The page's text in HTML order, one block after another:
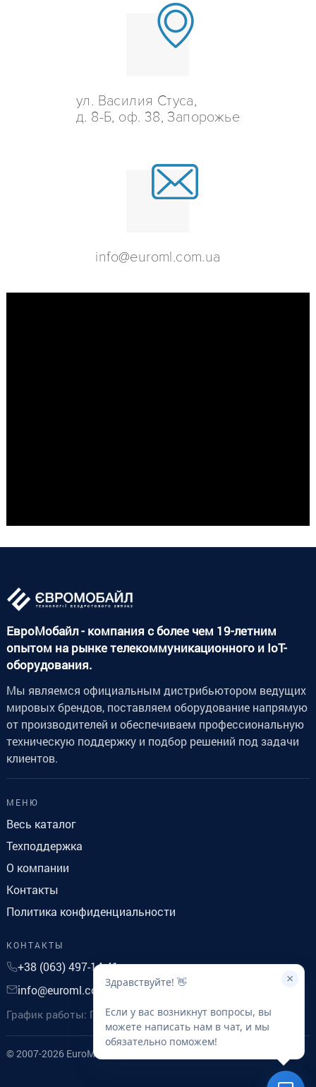
Здравствуйте! 👋
Если у вас возникнут вопросы, вы
можете написать нам в чат, и мы
обязательно поможем!
×
ул. Василия Стуса,
д. 8-Б, оф. 38, Запорожье
info@euroml.com.ua
ЕвроМобайл - компания с более чем 19-летним
опытом на рынке телекоммуникационного и IoT-
оборудования.
Мы являемся официальным дистрибьютором ведущих
мировых брендов, поставляем оборудование напрямую
от производителей и обеспечиваем профессиональную
техническую поддержку и подбор решений под задачи
клиентов.
МЕНЮ
Весь каталог
Техподдержка
О компании
Контакты
Политика конфиденциальности
КОНТАКТЫ
+38 (063) 497-14-41
info@euroml.com.ua
График работы: Понедельник-Пятница с 9 до 18
© 2007-2026 EuroMobile. Все права защищены.